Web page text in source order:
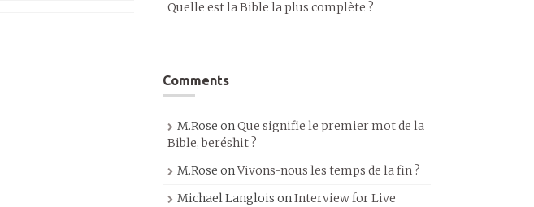
Quelle est la Bible la plus complète ?
Comments
M.Rose onQue signifie le premier mot de la
Bible, beréshit ?
M.Rose onVivons-nous les temps de la fin ?
Michael Langlois onInterview for Live